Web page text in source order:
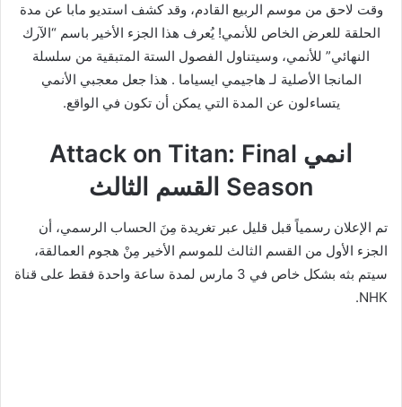
وقت لاحق من موسم الربيع القادم، وقد كشف استديو مابا عن مدة
الحلقة للعرض الخاص للأنمي! يُعرف هذا الجزء الأخير باسم “الآرك
النهائي” للأنمي، وسيتناول الفصول الستة المتبقية من سلسلة
المانجا الأصلية لـ هاجيمي ايسياما . هذا جعل معجبي الأنمي
يتساءلون عن المدة التي يمكن أن تكون في الواقع.
انمي Attack on Titan: Final
Season القسم الثالث
تم الإعلان رسمياً قبل قليل عبر تغريدة مِنَ الحساب الرسمي، أن
الجزء الأول من القسم الثالث للموسم الأخير مِنْ هجوم العمالقة،
سيتم بثه بشكل خاص في 3 مارس لمدة ساعة واحدة فقط على قناة
NHK.